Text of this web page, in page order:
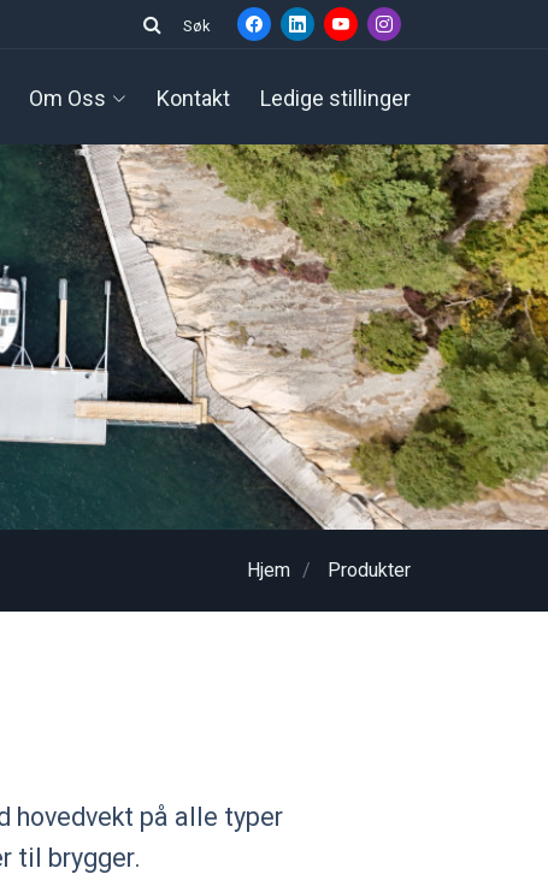
Søk
Om Oss Kontakt Ledige stillinger
Hjem Produkter
hovedvekt på alle typer
til brygger.